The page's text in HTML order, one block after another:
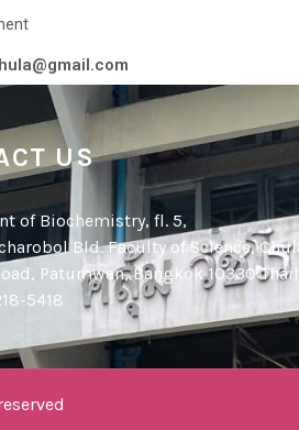
US
of Biochemistry, fl. 5,
Bld. Faculty of Science,
Patumwan, Bangkok 10330
5418